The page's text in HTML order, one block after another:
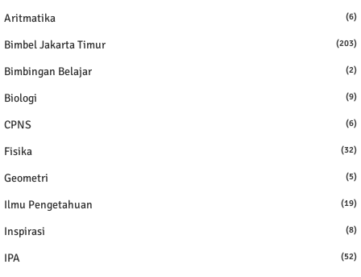
Aritmatika (6)
Bimbel Jakarta Timur (203)
Bimbingan Belajar (2)
Biologi (9)
CPNS (6)
Fisika (32)
Geometri (5)
Ilmu Pengetahuan (19)
Inspirasi (8)
IPA (52)